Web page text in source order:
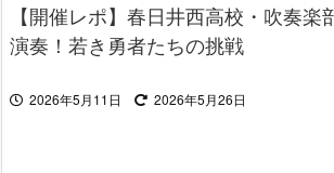
【開催レポ】春日井西高校・吹奏楽
演奏！若き勇者たちの挑戦
2026年5月11日 2026年5月26日